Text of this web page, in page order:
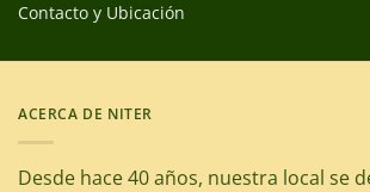
Contacto y Ubicación
ACERCA DE NITER
Desde hace 40 años, nuestra local se